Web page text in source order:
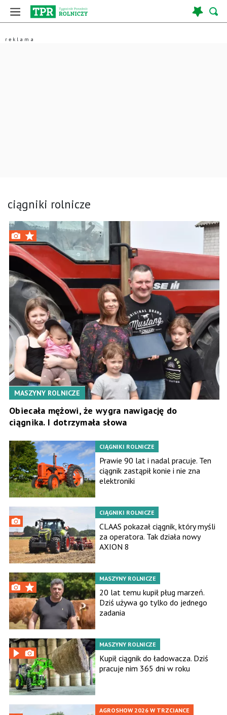
ciągniki rolnicze
MASZYNY ROLNICZE
Obiecała mężowi, że wygra nawigację do
ciągnika. I dotrzymała słowa
CIĄGNIKI ROLNICZE
Prawie 90 lat i nadal pracuje. Ten
ciągnik zastąpił konie i nie zna
elektroniki
CIĄGNIKI ROLNICZE
CLAAS pokazał ciągnik, który myśli
za operatora. Tak działa nowy
AXION 8
MASZYNY ROLNICZE
20 lat temu kupił pług marzeń.
Dziś używa go tylko do jednego
zadania
MASZYNY ROLNICZE
Kupił ciągnik do ładowacza. Dziś
pracuje nim 365 dni w roku
AGROSHOW 2026 W TRZCIANCE